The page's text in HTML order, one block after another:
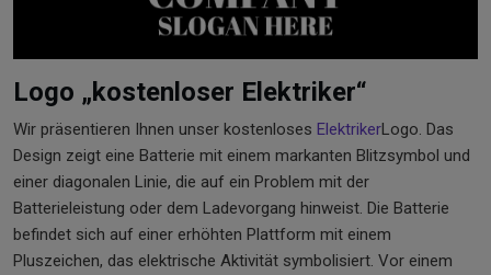
Logo „kostenloser Elektriker“
Wir präsentieren Ihnen unser kostenloses ElektrikerLogo. Das
Design zeigt eine Batterie mit einem markanten Blitzsymbol und
einer diagonalen Linie, die auf ein Problem mit der
Batterieleistung oder dem Ladevorgang hinweist. Die Batterie
befindet sich auf einer erhöhten Plattform mit einem
Pluszeichen, das elektrische Aktivität symbolisiert. Vor einem